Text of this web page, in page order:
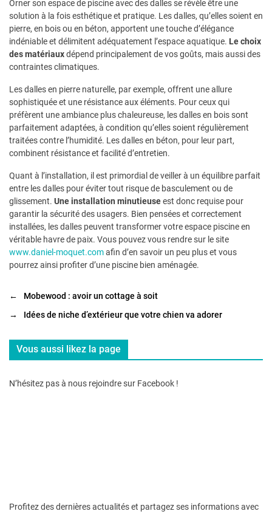
Orner son espace de piscine avec des dalles se révèle être une
solution à la fois esthétique et pratique. Les dalles, qu’elles soient en
pierre, en bois ou en béton, apportent une touche d’élégance
indéniable et délimitent adéquatement l’espace aquatique. Le choix
des matériauxdépend principalement de vos goûts, mais aussi des
contraintes climatiques.
Les dalles en pierre naturelle, par exemple, offrent une allure
sophistiquée et une résistance aux éléments. Pour ceux qui
préfèrent une ambiance plus chaleureuse, les dalles en bois sont
parfaitement adaptées, à condition qu’elles soient régulièrement
traitées contre l’humidité. Les dalles en béton, pour leur part,
combinent résistance et facilité d’entretien.
Quant à l’installation, il est primordial de veiller à un équilibre parfait
entre les dalles pour éviter tout risque de basculement ou de
glissement. Une installation minutieuseest donc requise pour
garantir la sécurité des usagers. Bien pensées et correctement
installées, les dalles peuvent transformer votre espace piscine en
véritable havre de paix. Vous pouvez vous rendre sur le site
www.daniel-moquet.comafin d’en savoir un peu plus et vous
pourrez ainsi profiter d’une piscine bien aménagée.
←
Mobewood : avoir un cottage à soit
→
Idées de niche d’extérieur que votre chien va adorer
Vous aussi likez la page
N’hésitez pas à nous rejoindre sur Facebook !
Profitez des dernières actualités et partagez ses informations avec